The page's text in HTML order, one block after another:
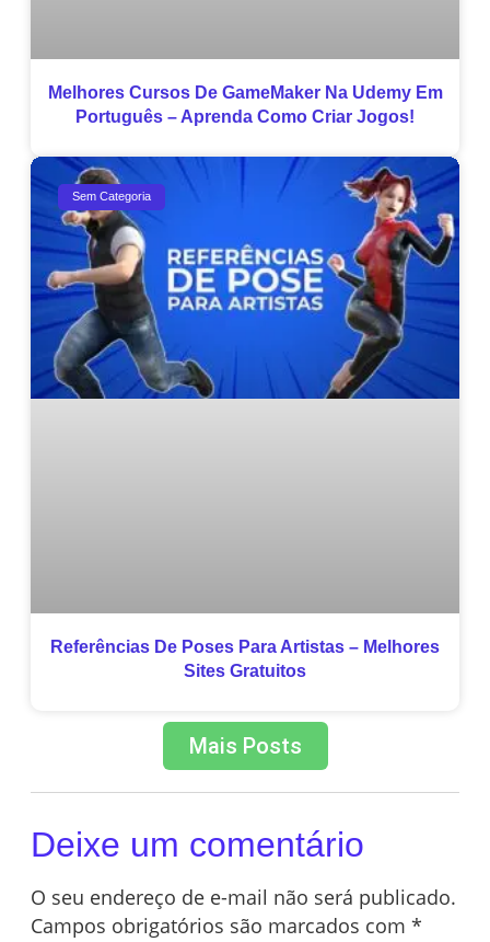
Melhores Cursos De GameMaker Na Udemy Em
Português – Aprenda Como Criar Jogos!
Sem Categoria
Referências De Poses Para Artistas – Melhores
Sites Gratuitos
Mais Posts
Deixe um comentário
O seu endereço de e-mail não será publicado.
Campos obrigatórios são marcados com *